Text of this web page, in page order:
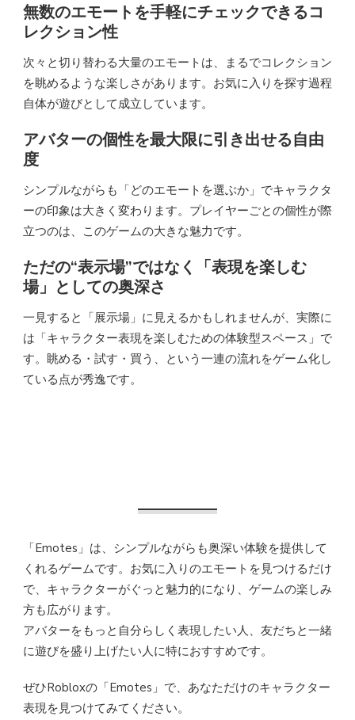
無数のエモートを手軽にチェックできるコ
レクション性
次々と切り替わる大量のエモートは、まるでコレクション
を眺めるような楽しさがあります。お気に入りを探す過程
自体が遊びとして成立しています。
アバターの個性を最大限に引き出せる自由
度
シンプルながらも「どのエモートを選ぶか」でキャラクタ
ーの印象は大きく変わります。プレイヤーごとの個性が際
立つのは、このゲームの大きな魅力です。
ただの“表示場”ではなく「表現を楽しむ
場」としての奥深さ
一見すると「展示場」に見えるかもしれませんが、実際に
は「キャラクター表現を楽しむための体験型スペース」で
す。眺める・試す・買う、という一連の流れをゲーム化し
ている点が秀逸です。
「Emotes」は、シンプルながらも奥深い体験を提供して
くれるゲームです。お気に入りのエモートを見つけるだけ
で、キャラクターがぐっと魅力的になり、ゲームの楽しみ
方も広がります。
アバターをもっと自分らしく表現したい人、友だちと一緒
に遊びを盛り上げたい人に特におすすめです。
ぜひRobloxの「Emotes」で、あなただけのキャラクター
表現を見つけてみてください。